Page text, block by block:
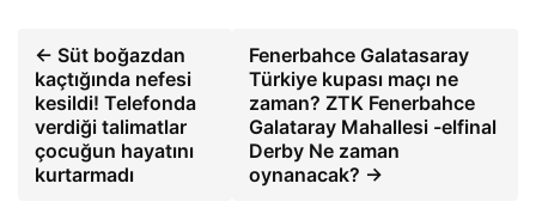
← Süt boğazdan
kaçtığında nefesi
kesildi! Telefonda
verdiği talimatlar
çocuğun hayatını
kurtarmadı
Fenerbahce Galatasaray
Türkiye kupası maçı ne
zaman? ZTK Fenerbahce
Galataray Mahallesi -elfinal
Derby Ne zaman
oynanacak? →